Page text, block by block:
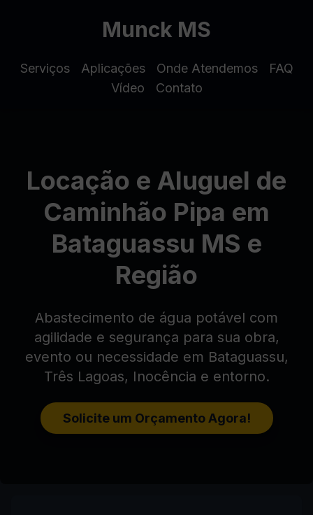
Munck MS
Serviços Aplicações Onde Atendemos
FAQ
Vídeo
Contato
Locação e Aluguel de
Caminhão Pipa em
Bataguassu MS e
Região
Abastecimento de água potável com
agilidade e segurança para sua obra,
evento ou necessidade em Bataguassu,
Três Lagoas, Inocência e entorno.
Solicite um Orçamento Agora!